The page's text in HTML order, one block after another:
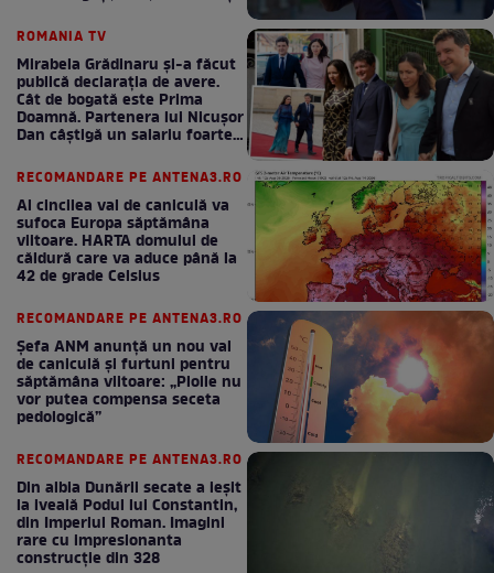
ROMANIA TV
Mirabela Grădinaru și-a făcut
publică declarația de avere.
Cât de bogată este Prima
Doamnă. Partenera lui Nicușor
Dan câștigă un salariu foarte
RECOMANDARE PE ANTENA3.RO
Al cincilea val de caniculă va
sufoca Europa săptămâna
viitoare. HARTA domului de
căldură care va aduce până la
42 de grade Celsius
RECOMANDARE PE ANTENA3.RO
Șefa ANM anunță un nou val
de caniculă și furtuni pentru
săptămâna viitoare: „Ploile nu
vor putea compensa seceta
pedologică”
RECOMANDARE PE ANTENA3.RO
Din albia Dunării secate a ieșit
la iveală Podul lui Constantin,
din Imperiul Roman. Imagini
rare cu impresionanta
construcție din 328